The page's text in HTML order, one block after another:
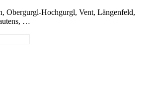
Obergurgl-Hochgurgl, Vent, Längenfeld,
…